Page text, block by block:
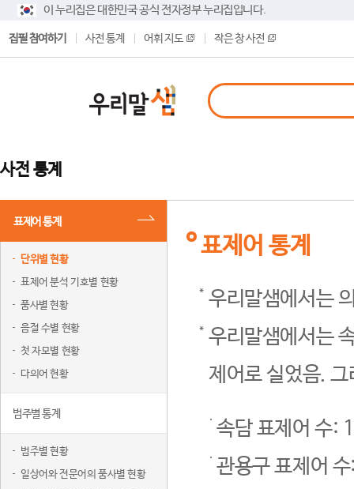
이 누리집은 대한민국 공식 전자정부 누리집입니다.
집필 참여하기 사전 통계 어휘 지도 작은 창 사전
사전 통계
표제어 통계
단위별 현황
표제어 분석 기호별 현황
품사별 현황
음절 수별 현황
첫 자모별 현황
다의어 현황
범주별 통계
범주별 현황
일상어와 전문어의 품사별 현황
표제어 통계
우리말샘에서는
우리말샘에서는
제어로 실었음.
속담 표제어 수:
관용구 표제어